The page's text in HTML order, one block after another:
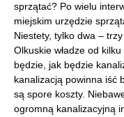
sprzątać? Po wielu
miejskim urzędzie
Niestety, tylko dwa –
Olkuskie władze od
będzie, jak będzie
kanalizacją powinna iść
są spore koszty.
ogromną kanalizacyjną